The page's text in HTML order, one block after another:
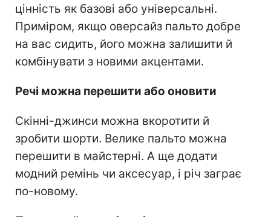
цінність як базові або універсальні.
Приміром, якщо оверсайз пальто добре
на вас сидить, його можна залишити й
комбінувати з новими акцентами.
Речі можна перешити або оновити
Скінні-джинси можна вкоротити й
зробити шорти. Велике пальто можна
перешити в майстерні. А ще додати
модний ремінь чи аксесуар, і річ заграє
по-новому.